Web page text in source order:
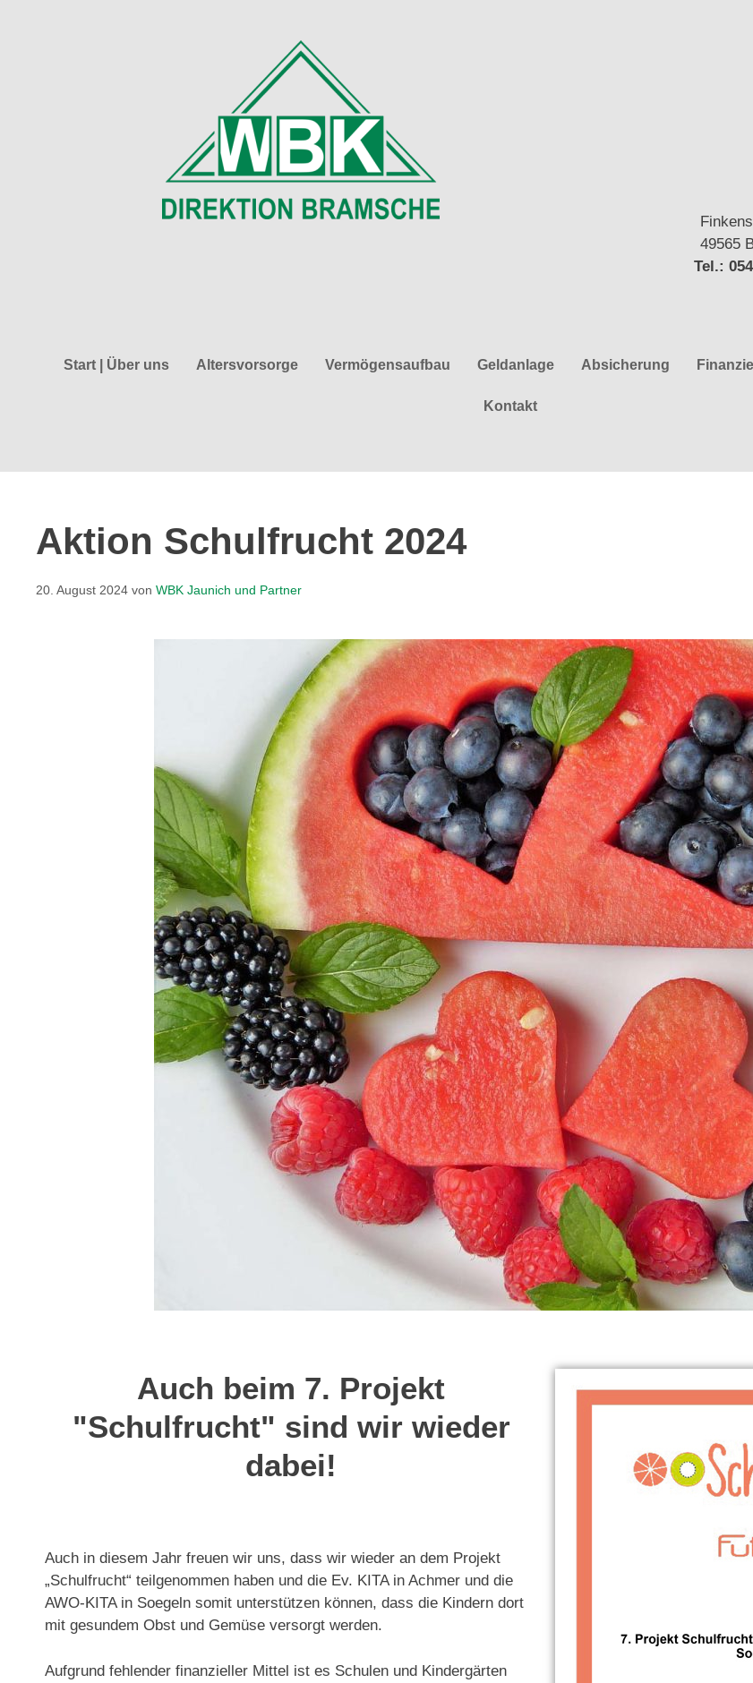
49565
Tel.:
Start | Über uns Altersvorsorge Vermögensaufbau Geldanlage Absicherung
Kontakt
Aktion Schulfrucht 2024
20. August 2024 von WBK Jaunich und Partner
Auch beim 7. Projekt
"Schulfrucht" sind wir wieder
dabei!
Auch in diesem Jahr freuen wir uns, dass wir wieder an dem Projekt
„Schulfrucht“ teilgenommen haben und die Ev. KITA in Achmer und die
AWO-KITA in Soegeln somit unterstützen können, dass die Kindern dort
mit gesundem Obst und Gemüse versorgt werden.
Aufgrund fehlender finanzieller Mittel ist es Schulen und Kindergärten